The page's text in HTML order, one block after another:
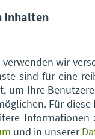
Hinweis
Inhalte
entnehmen Sie
Inhalten
wir
sind für eine
um Ihre
Für
und in unserer